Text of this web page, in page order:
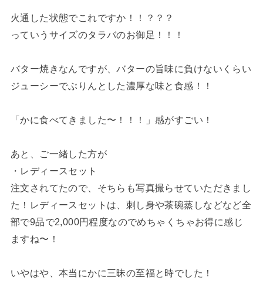
火通した状態でこれですか！！？？？
っていうサイズのタラバのお御足！！！
バター焼きなんですが、バターの旨味に負けないくらい
ジューシーでぶりんとした濃厚な味と食感！！
「かに食べてきました〜！！！」感がすごい！
あと、ご一緒した方が
・レディースセット
注文されてたので、そちらも写真撮らせていただきまし
た！レディースセットは、刺し身や茶碗蒸しなどなど全
部で9品で2,000円程度なのでめちゃくちゃお得に感じ
ますね〜！
いやはや、本当にかに三昧の至福と時でした！